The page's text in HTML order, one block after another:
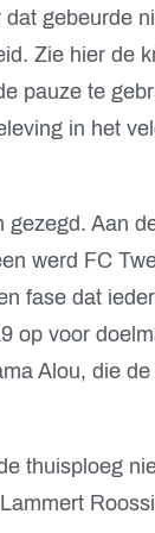
gebeurde
Zie hier de
pauze te
in het
Aan
werd FC
fase dat
op voor
Alou, die
thuisploeg